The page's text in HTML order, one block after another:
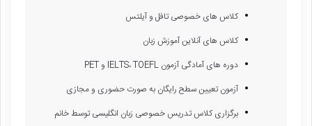
کلاس های خصوصی تافل و آیلتس
کلاس های آنلاین آموزش زبان
دوره های آمادگی آزمون IELTS، TOEFL و PET
آزمون تعیین سطح رایگان به صورت حضوری و مجازی
برگزاری کلاس تدریس خصوصی زبان انگلیسی توسط خانم